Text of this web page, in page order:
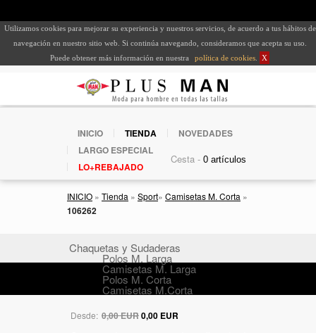
Utilizamos cookies para mejorar su experiencia y nuestros servicios, de acuerdo a tus hábitos de
navegación en nuestro sitio web. Si continúa navegando, consideramos que acepta su uso.
Puede obtener más información en nuestra
política de cookies X
INICIO TIENDA
NOVEDADES
LARGO ESPECIAL
LO+REBAJADO
Cesta -
INICIO » Tienda » Sport» Camisetas M. Corta »
106262
Chaquetas y Sudaderas
Polos M. Larga
Camisetas M. Larga
Polos M. Corta
Camisetas M.Corta
Desde: 0,00 EUR0,00 EUR